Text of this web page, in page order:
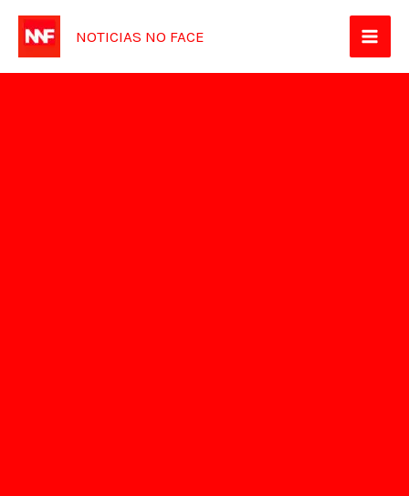
para
NOTICIAS NO FACE